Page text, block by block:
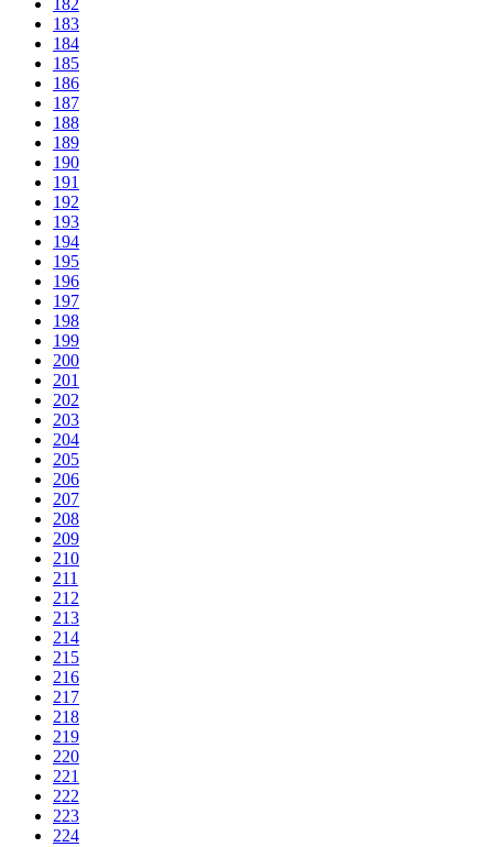
183
184
185
186
187
188
189
190
191
192
193
194
195
196
197
198
199
200
201
202
203
204
205
206
207
208
209
210
211
212
213
214
215
216
217
218
219
220
221
222
223
224